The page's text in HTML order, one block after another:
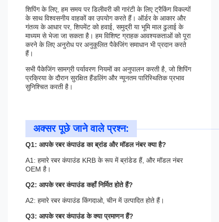
शिपिंग के लिए, हम समय पर डिलीवरी की गारंटी के लिए ट्रैकिंग विकल्पों
के साथ विश्वसनीय वाहकों का उपयोग करते हैं। ऑर्डर के आकार और
गंतव्य के आधार पर, शिपमेंट को हवाई, समुद्री या भूमि माल ढुलाई के
माध्यम से भेजा जा सकता है। हम विशिष्ट ग्राहक आवश्यकताओं को पूरा
करने के लिए अनुरोध पर अनुकूलित पैकेजिंग समाधान भी प्रदान करते
हैं।
सभी पैकेजिंग सामग्री पर्यावरण नियमों का अनुपालन करती है, जो शिपिंग
प्रक्रिया के दौरान सुरक्षित हैंडलिंग और न्यूनतम पारिस्थितिक प्रभाव
सुनिश्चित करती है।
अक्सर पूछे जाने वाले प्रश्न:
Q1: आपके रबर कंपाउंड का ब्रांड और मॉडल नंबर क्या है?
A1: हमारे रबर कंपाउंड KRB के रूप में ब्रांडेड हैं, और मॉडल नंबर
OEM है।
Q2: आपके रबर कंपाउंड कहाँ निर्मित होते हैं?
A2: हमारे रबर कंपाउंड किंगदाओ, चीन में उत्पादित होते हैं।
Q3: आपके रबर कंपाउंड के क्या प्रमाणन हैं?